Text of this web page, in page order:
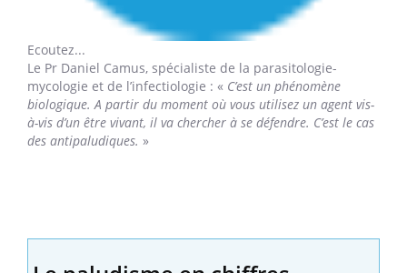
Ecoutez...
Le Pr Daniel Camus, spécialiste de la parasitologie-
mycologie et de l’infectiologie : « C’est un phénomène
biologique. A partir du moment où vous utilisez un agent vis-
à-vis d’un être vivant, il va chercher à se défendre. C’est le cas
des antipaludiques. »